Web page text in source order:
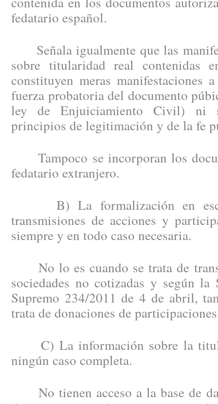
fedatario español.
Señala igualmente que las
sobre titularidad real contenidas
constituyen meras manifestaciones
fuerza probatoria del documento
ley de Enjuiciamiento Civil) ni
principios de legitimación y de la fe
Tampoco se incorporan los
fedatario extranjero.
B) La formalización en
transmisiones de acciones y
siempre y en todo caso necesaria.
No lo es cuando se trata de
sociedades no cotizadas y según
Supremo 234/2011 de 4 de abril,
trata de donaciones de
C) La información sobre la
ningún caso completa.
No tienen acceso a la base de